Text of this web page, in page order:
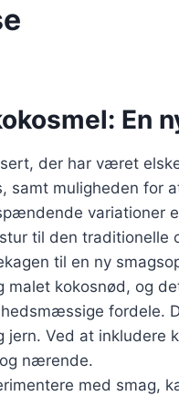
En
der har været
samt muligheden for
variationer
til den traditionelle
til en ny
malet kokosnød, og
fordele.
jern. Ved at inkludere
nærende.
med smag,